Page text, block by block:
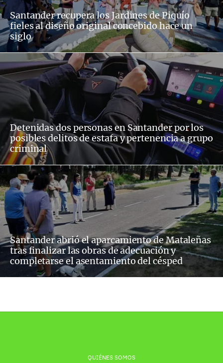
Santander recupera los Jardines de Piquío
fieles al diseño original concebido hace un
siglo
Detenidas dos personas en Santander por los
posibles delitos de estafa y pertenencia a grupo
criminal
Santander abrió el aparcamiento de Mataleñas
tras finalizar las obras de adecuación y
completarse el asentamiento del césped
QUIÉNES SOMOS